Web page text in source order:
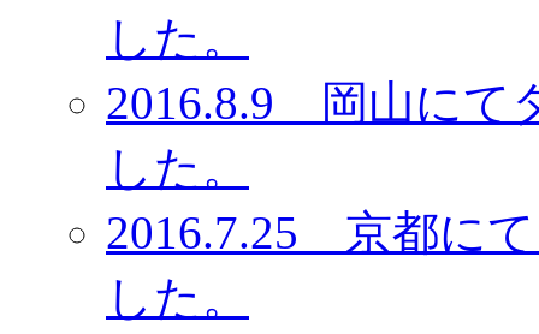
した。
2016.8.9 岡山にて
した。
2016.7.25 京都に
した。